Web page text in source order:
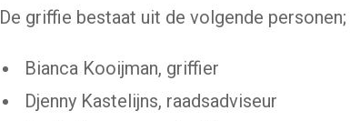
De griffie bestaat uit de volgende personen;
Bianca Kooijman, griffier
Djenny Kastelijns, raadsadviseur